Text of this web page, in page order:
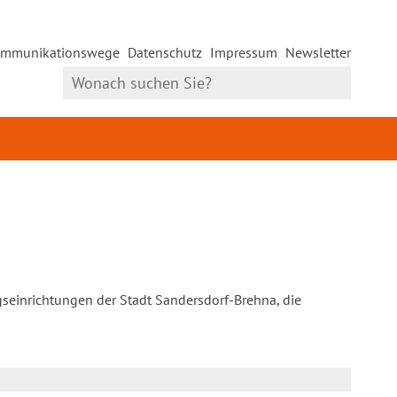
Datenschutz Impressum Newsletter
der Stadt Sandersdorf-Brehna, die